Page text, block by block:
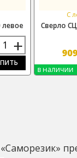
левое
+
С
Сверло
909
в наличии